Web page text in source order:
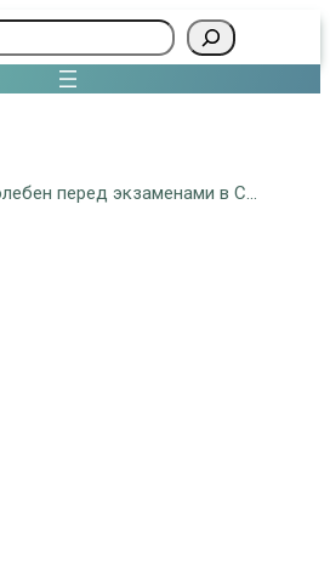
Последние звонки и молебен перед экзаменами в Спас-Заулке